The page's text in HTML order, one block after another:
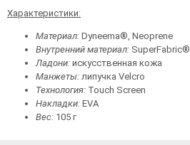
Характеристики:
Материал: Dyneema®, Neoprene
Внутренний материал: SuperFabric®
Ладони: искусственная кожа
Манжеты: липучка Velcro
Технология: Touch Screen
Накладки: EVA
Вес: 105 г